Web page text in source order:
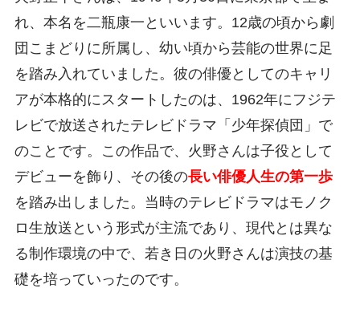
れ、本名を二瓶康一といいます。12歳の頃から劇
団こまどりに所属し、幼い頃から芸能の世界に足
を踏み入れていました。彼の俳優としてのキャリ
アが本格的にスタートしたのは、1962年にフジテ
レビで放送されたテレビドラマ「少年探偵団」で
のことです。この作品で、火野さんは子役として
デビューを飾り、その後の長い俳優人生の第一歩
を踏み出しました。当時のテレビドラマはモノク
ロ生放送という形式が主流であり、現代とは異な
る制作環境の中で、若き日の火野さんは演技の基
礎を培っていったのです。